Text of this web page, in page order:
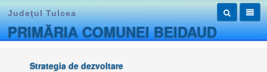
Judeţul Tulcea
PRIMĂRIA COMUNEI BEIDAUD
Strategia de dezvoltare